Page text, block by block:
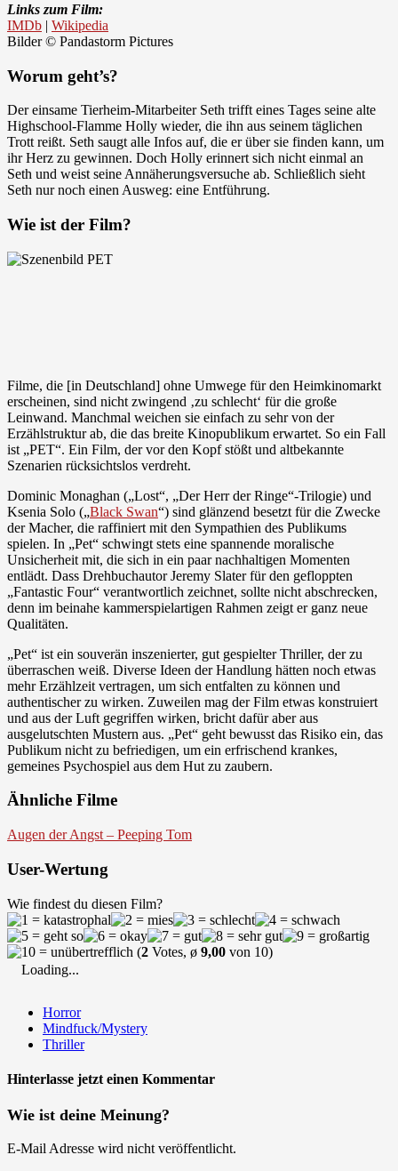
Links zum Film:
IMDb | Wikipedia
Bilder © Pandastorm Pictures
Worum geht’s?
Der einsame Tierheim-Mitarbeiter Seth trifft eines Tages seine alte
Highschool-Flamme Holly wieder, die ihn aus seinem täglichen
Trott reißt. Seth saugt alle Infos auf, die er über sie finden kann, um
ihr Herz zu gewinnen. Doch Holly erinnert sich nicht einmal an
Seth und weist seine Annäherungsversuche ab. Schließlich sieht
Seth nur noch einen Ausweg: eine Entführung.
Wie ist der Film?
Filme, die [in Deutschland] ohne Umwege für den Heimkinomarkt
erscheinen, sind nicht zwingend ‚zu schlecht‘ für die große
Leinwand. Manchmal weichen sie einfach zu sehr von der
Erzählstruktur ab, die das breite Kinopublikum erwartet. So ein Fall
ist „PET“. Ein Film, der vor den Kopf stößt und altbekannte
Szenarien rücksichtslos verdreht.
Dominic Monaghan („Lost“, „Der Herr der Ringe“-Trilogie) und
Ksenia Solo („Black Swan“) sind glänzend besetzt für die Zwecke
der Macher, die raffiniert mit den Sympathien des Publikums
spielen. In „Pet“ schwingt stets eine spannende moralische
Unsicherheit mit, die sich in ein paar nachhaltigen Momenten
entlädt. Dass Drehbuchautor Jeremy Slater für den gefloppten
„Fantastic Four“ verantwortlich zeichnet, sollte nicht abschrecken,
denn im beinahe kammerspielartigen Rahmen zeigt er ganz neue
Qualitäten.
„Pet“ ist ein souverän inszenierter, gut gespielter Thriller, der zu
überraschen weiß. Diverse Ideen der Handlung hätten noch etwas
mehr Erzählzeit vertragen, um sich entfalten zu können und
authentischer zu wirken. Zuweilen mag der Film etwas konstruiert
und aus der Luft gegriffen wirken, bricht dafür aber aus
ausgelutschten Mustern aus. „Pet“ geht bewusst das Risiko ein, das
Publikum nicht zu befriedigen, um ein erfrischend krankes,
gemeines Psychospiel aus dem Hut zu zaubern.
Ähnliche Filme
Augen der Angst – Peeping Tom
User-Wertung
Wie findest du diesen Film?
(2 Votes, ø 9,00 von 10)
Loading...
Horror
Mindfuck/Mystery
Thriller
Hinterlasse jetzt einen Kommentar
Wie ist deine Meinung?
E-Mail Adresse wird nicht veröffentlicht.